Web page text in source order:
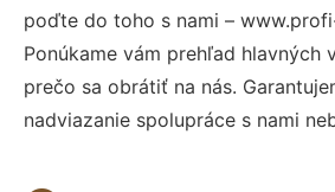
poďte do toho s nami –
Ponúkame vám prehľad hlavných
prečo sa obrátiť na nás.
nadviazanie spolupráce s nami